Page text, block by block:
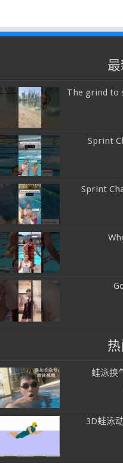
The grind to
Sprint
Sprint
蛙泳换
3D蛙泳